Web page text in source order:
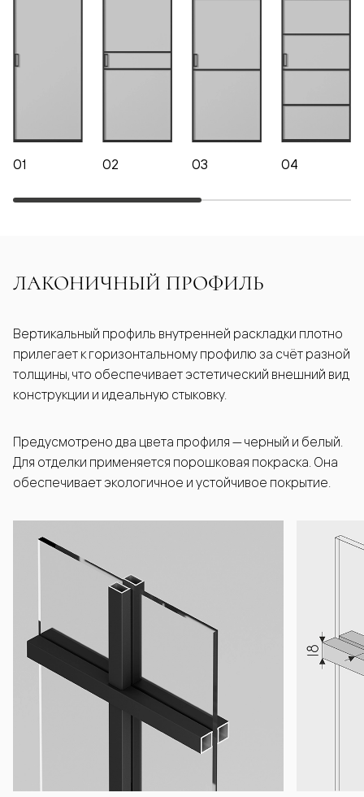
01 02 03 04
ЛАКОНИЧНЫЙ ПРОФИЛЬ
Вертикальный профиль внутренней раскладки плотно
прилегает к горизонтальному профилю за счёт разной
толщины, что обеспечивает эстетический внешний вид
конструкции и идеальную стыковку.
Предусмотрено два цвета профиля — черный и белый.
Для отделки применяется порошковая покраска. Она
обеспечивает экологичное и устойчивое покрытие.